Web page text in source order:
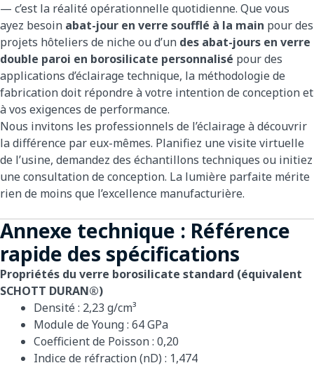
— c’est la réalité opérationnelle quotidienne. Que vous
ayez besoin abat-jour en verre soufflé à la main pour des
projets hôteliers de niche ou d’un des abat-jours en verre
double paroi en borosilicate personnalisé pour des
applications d’éclairage technique, la méthodologie de
fabrication doit répondre à votre intention de conception et
à vos exigences de performance.
Nous invitons les professionnels de l’éclairage à découvrir
la différence par eux-mêmes. Planifiez une visite virtuelle
de l’usine, demandez des échantillons techniques ou initiez
une consultation de conception. La lumière parfaite mérite
rien de moins que l’excellence manufacturière.
Annexe technique : Référence
rapide des spécifications
Propriétés du verre borosilicate standard (équivalent
SCHOTT DURAN®)
Densité : 2,23 g/cm³
Module de Young : 64 GPa
Coefficient de Poisson : 0,20
Indice de réfraction (nD) : 1,474